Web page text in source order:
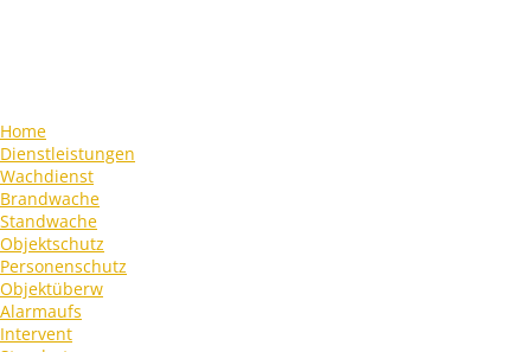
Home
Dienstleistungen
Wachdienst
Brandwache
Standwache
Objektschutz
Personenschutz
Objektüberw
Alarmaufs
Intervent